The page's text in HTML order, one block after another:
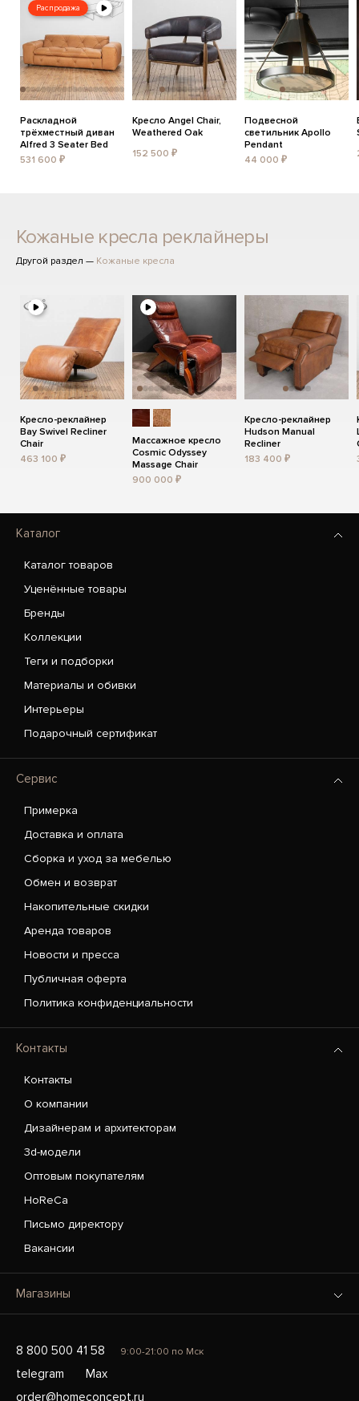
Распродажа
Раскладной
трёхместный диван
Alfred 3 Seater Bed
531 600 ₽
Кресло Angel Chair,
Weathered Oak
152 500 ₽
Подвесной
светильник Apollo
Pendant
44 000 ₽
Кожаные кресла реклайнеры
Другой раздел — Кожаные кресла
Кресло-реклайнер
Bay Swivel Recliner
Chair
463 100 ₽
Массажное кресло
Cosmic Odyssey
Massage Chair
900 000 ₽
Кресло-реклайнер
Hudson Manual
Recliner
183 400 ₽
Каталог
Каталог товаров
Уценённые товары
Бренды
Коллекции
Теги и подборки
Материалы и обивки
Интерьеры
Подарочный сертификат
Сервис
Примерка
Доставка и оплата
Сборка и уход за мебелью
Обмен и возврат
Накопительные скидки
Аренда товаров
Новости и пресса
Публичная оферта
Политика конфиденциальности
Контакты
Контакты
О компании
Дизайнерам и архитекторам
3d-модели
Оптовым покупателям
HoReCa
Письмо директору
Вакансии
Магазины
8 800 500 41 58 9:00-21:00 по Мск
telegram
Max
order@homeconcept.ru